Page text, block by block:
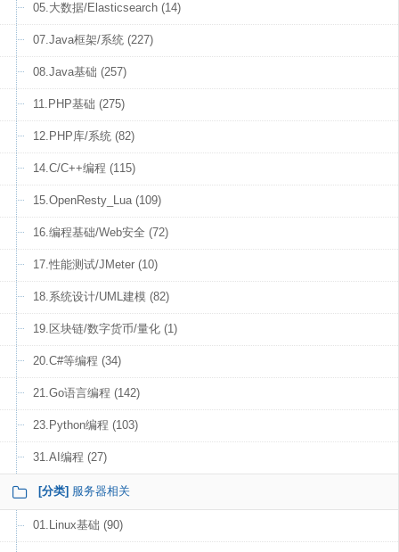
05.大数据/Elasticsearch (14)
07.Java框架/系统 (227)
08.Java基础 (257)
11.PHP基础 (275)
12.PHP库/系统 (82)
14.C/C++编程 (115)
15.OpenResty_Lua (109)
16.编程基础/Web安全 (72)
17.性能测试/JMeter (10)
18.系统设计/UML建模 (82)
19.区块链/数字货币/量化 (1)
20.C#等编程 (34)
21.Go语言编程 (142)
23.Python编程 (103)
31.AI编程 (27)
[分类] 服务器相关
01.Linux基础 (90)